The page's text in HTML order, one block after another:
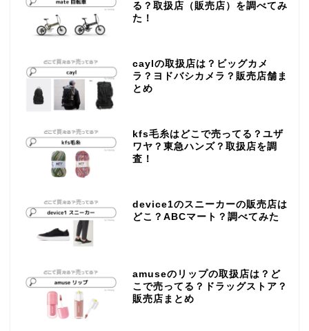
る？取扱店（販売店）を調べてみ
た！
caylの取扱店は？ビッグカメ
ラ？ヨドバシカメラ？販売店舗ま
とめ
kfs毛糸はどこで売ってる？ユザ
ワヤ？東急ハンズ？取扱店を調
査！
device1のスニーカーの販売店は
どこ？ABCマート？調べてみた
amuseのリップの取扱店は？ど
こで売ってる？ドラッグストア？
販売店まとめ